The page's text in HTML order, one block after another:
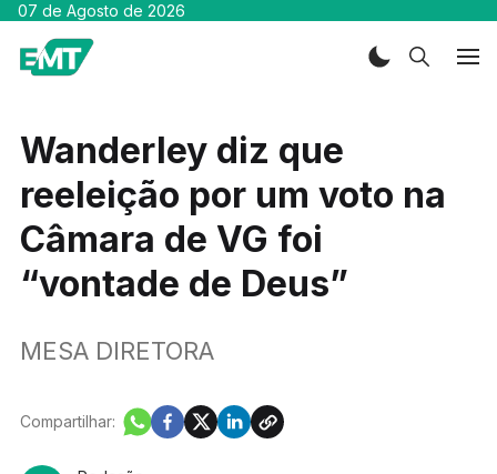
07 de Agosto de 2026
Wanderley diz que
reeleição por um voto na
Câmara de VG foi
“vontade de Deus”
MESA DIRETORA
Compartilhar: